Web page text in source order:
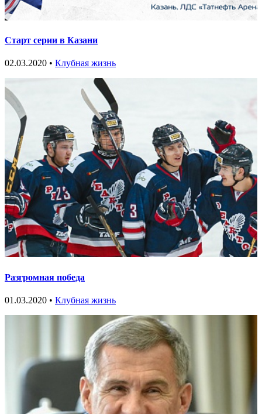
Старт серии в Казани
02.03.2020 • Клубная жизнь
Разгромная победа
01.03.2020 • Клубная жизнь